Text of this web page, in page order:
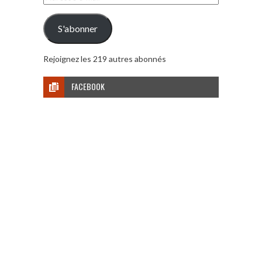
e-
mail
S'abonner
Rejoignez les 219 autres abonnés
FACEBOOK